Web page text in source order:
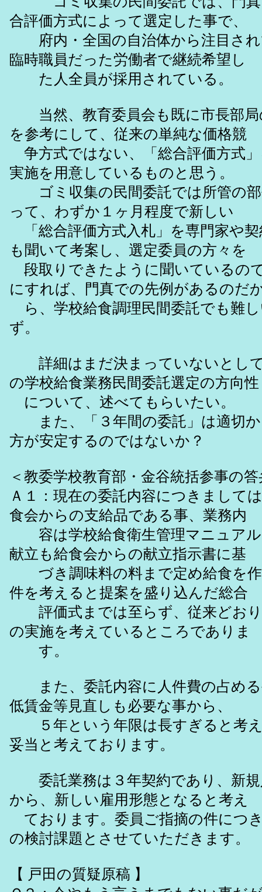
合評価方式によって選定した事で、
府内・全国の自治体から注目され
臨時職員だった労働者で継続希望し
た人全員が採用されている。
当然、教育委員会も既に市長部局
を参考にして、従来の単純な価格競
争方式ではない、「総合評価方式
実施を用意しているものと思う。
ゴミ収集の民間委託では所管の部
って、わずか１ヶ月程度で新しい
「総合評価方式入札」を専門家や
も聞いて考案し、選定委員の方々を
段取りできたように聞いているの
にすれば、門真での先例があるのだ
ら、学校給食調理民間委託でも難
ず。
詳細はまだ決まっていないとし
の学校給食業務民間委託選定の方向性
について、述べてもらいたい。
また、「３年間の委託」は適切
方が安定するのではないか？
＜教委学校教育部・金谷統括参事の
Ａ１：現在の委託内容につきまして
食会からの支給品である事、業務内
容は学校給食衛生管理マニュアル
献立も給食会からの献立指示書に基
づき調味料の料まで定め給食を作
件を考えると提案を盛り込んだ総合
評価式までは至らず、従来どおり
の実施を考えているところでありま
す。
また、委託内容に人件費の占める
低賃金等見直しも必要な事から、
５年という年限は長すぎると考
妥当と考えております。
委託業務は３年契約であり、新規
から、新しい雇用形態となると考え
ております。委員ご指摘の件につ
の検討課題とさせていただきます。
【 戸田の質疑原稿 】